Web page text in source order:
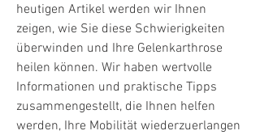
heutigen Artikel werden wir Ihnen
zeigen, wie Sie diese Schwierigkeiten
überwinden und Ihre Gelenkarthrose
heilen können. Wir haben wertvolle
Informationen und praktische Tipps
zusammengestellt, die Ihnen helfen
werden, Ihre Mobilität wiederzuerlangen